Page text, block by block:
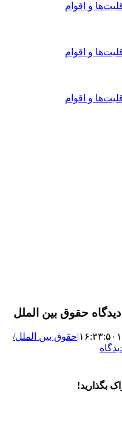
و اقوام
و اقوام
و اقوام
حقوق بین الملل
|حقوق بین الملل/
بگذارید!